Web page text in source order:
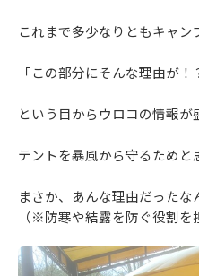
これまで多少なりともキャ
「この部分にそんな理由が！
という目からウロコの情報が
テントを暴風から守るためと
まさか、あんな理由だったな
（※防寒や結露を防ぐ役割を